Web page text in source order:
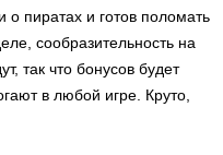
пиратах и готов поломать
сообразительность на
так что бонусов будет
в любой игре. Круто,